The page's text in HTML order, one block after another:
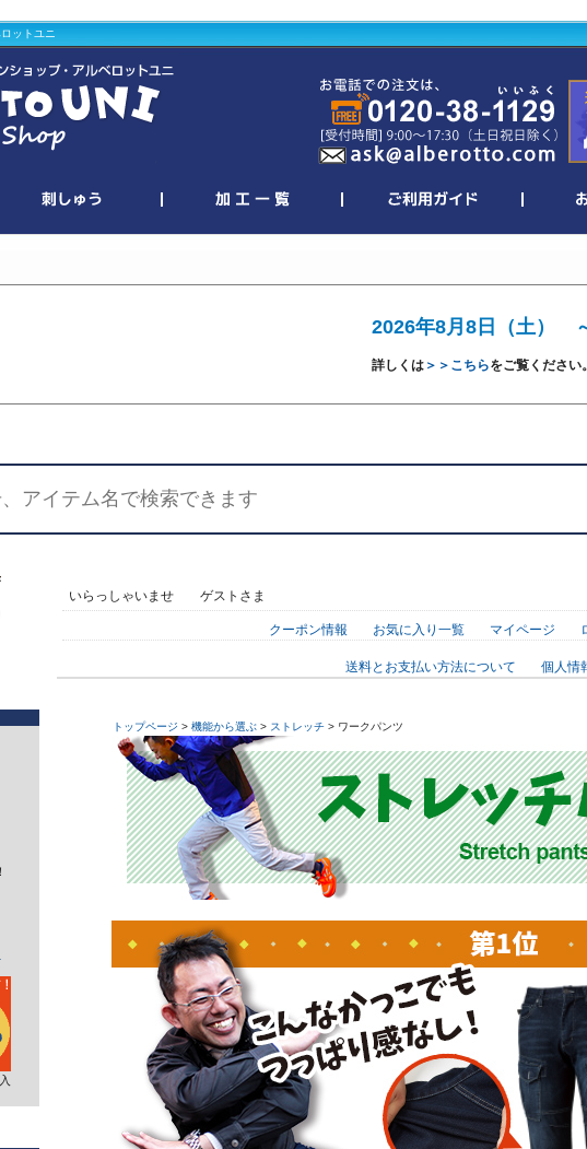
ットユニ
2026年8月8日（土）
詳しくは＞＞こちらをご覧ください
いらっしゃいませ ゲストさま
クーポン情報 お気に入り一覧 マイページ
送料とお支払い方法について 個人情
トップページ > 機能から選ぶ > ストレッチ > ワークパンツ